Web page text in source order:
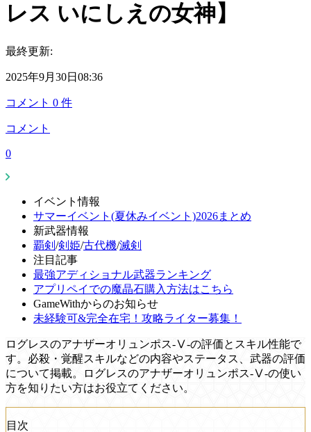
レス いにしえの女神】
最終更新:
2025年9月30日08:36
コメント 0 件
コメント
0
イベント情報
サマーイベント(夏休みイベント)2026まとめ
新武器情報
覇剣 /剣姫/古代機/滅剣
注目記事
最強アディショナル武器ランキング
アプリペイでの魔晶石購入方法はこちら
GameWithからのお知らせ
未経験可&完全在宅！攻略ライター募集！
ログレスのアナザーオリュンポス-Ⅴ-の評価とスキル性能で
す。必殺・覚醒スキルなどの内容やステータス、武器の評価
について掲載。ログレスのアナザーオリュンポス-Ⅴ-の使い
方を知りたい方はお役立てください。
目次